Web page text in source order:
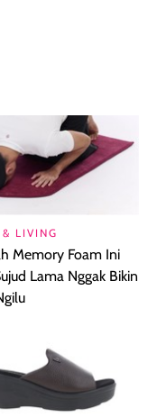
LIVING
Memory Foam Ini
Lama Nggak Bikin